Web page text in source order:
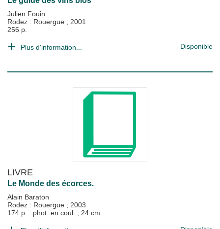
Julien Fouin
Rodez : Rouergue ; 2001
256 p.
Plus d'information... Disponible
LIVRE
Le Monde des écorces.
Alain Baraton
Rodez : Rouergue ; 2003
174 p. : phot. en coul. ; 24 cm